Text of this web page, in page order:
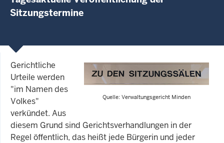
Sitzungstermine
Quelle: Verwaltungsgericht Minden
Gerichtliche
Urteile werden
"im Namen des
Volkes"
verkündet. Aus
diesem Grund sind Gerichtsverhandlungen in der
Regel öffentlich, das heißt jede Bürgerin und jeder